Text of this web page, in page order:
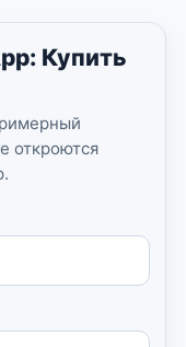
Купить
откроются